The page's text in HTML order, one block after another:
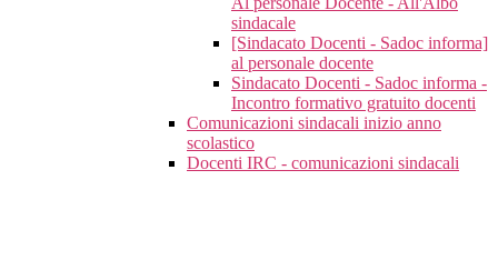
sindacale
[Sindacato Docenti - Sadoc informa]
al personale docente
Sindacato Docenti - Sadoc informa -
Incontro formativo gratuito docenti
Comunicazioni sindacali inizio anno
scolastico
Docenti IRC - comunicazioni sindacali